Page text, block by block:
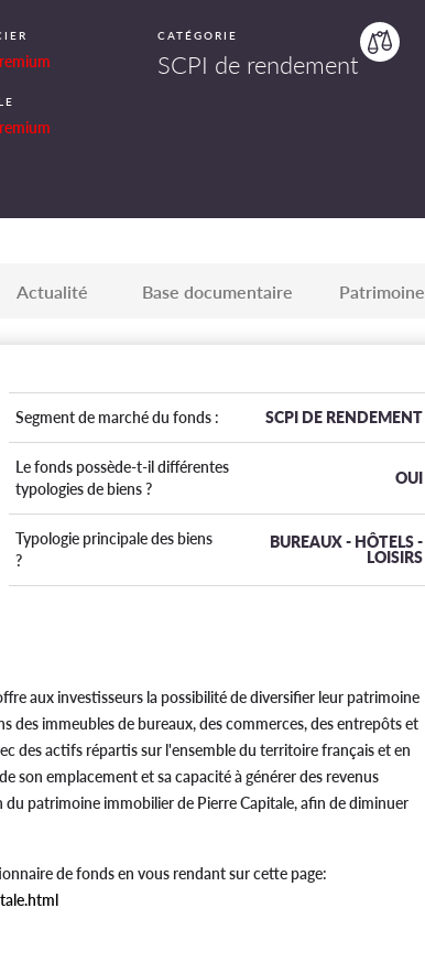
CATÉGORIE
SCPI de rendement
Actualité Base documentaire Patrimoine
Segment de marché du fonds : SCPI DE RENDEMENT
Le fonds possède-t-il différentes
typologies de biens ?
OUI
Typologie principale des biens
?
BUREAUX - HÔTELS -
LOISIRS
aux investisseurs la possibilité de diversifier leur patrimoine
des immeubles de bureaux, des commerces, des entrepôts et
des actifs répartis sur l'ensemble du territoire français et en
son emplacement et sa capacité à générer des revenus
patrimoine immobilier de Pierre Capitale, afin de diminuer
de fonds en vous rendant sur cette page: